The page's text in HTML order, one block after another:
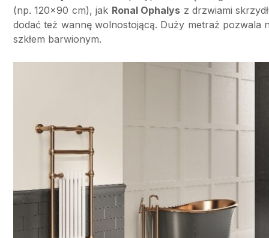
(np. 120×90 cm), jak Ronal Ophalys z drzwiami
dodać też wannę wolnostojącą. Duży metraż pozwala
szkłem barwionym.